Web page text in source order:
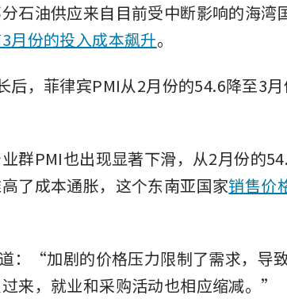
石油供应来自目前受中断影响的海湾
月份的投入成本飙升。
后，菲律宾PMI从2月份的54.6降至3
群PMI也出现显著下滑，从2月份的
了成本通胀，这个东南亚国家销售价
：“加剧的价格压力限制了需求，导
来，就业和采购活动也相应缩减。”